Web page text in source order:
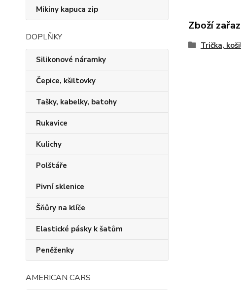
Mikiny kapuca zip
DOPLŇKY
Silikonové náramky
Čepice, kšiltovky
Tašky, kabelky, batohy
Rukavice
Kulichy
Polštáře
Pivní sklenice
Šňůry na klíče
Elastické pásky k šatům
Peněženky
AMERICAN CARS
Zboží
Trička,